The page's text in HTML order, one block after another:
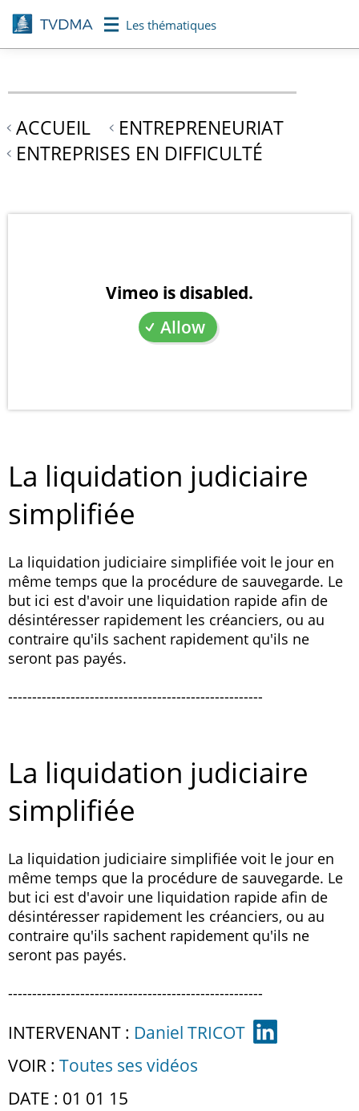
Aller
au
contenu
Les thématiques
ACCUEIL
ENTREPRENEURIAT
ENTREPRISES EN DIFFICULTÉ
Vimeo is disabled.
Allow
La liquidation judiciaire
simplifiée
La liquidation judiciaire simplifiée voit le jour en
même temps que la procédure de sauvegarde. Le
but ici est d'avoir une liquidation rapide afin de
désintéresser rapidement les créanciers, ou au
contraire qu'ils sachent rapidement qu'ils ne
seront pas payés.
-----------------------------------------------------
La liquidation judiciaire
simplifiée
La liquidation judiciaire simplifiée voit le jour en
même temps que la procédure de sauvegarde. Le
but ici est d'avoir une liquidation rapide afin de
désintéresser rapidement les créanciers, ou au
contraire qu'ils sachent rapidement qu'ils ne
seront pas payés.
-----------------------------------------------------
INTERVENANT : Daniel TRICOT
VOIR : Toutes ses vidéos
DATE : 01 01 15